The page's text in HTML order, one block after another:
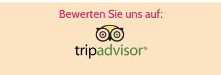
Bewerten Sie uns auf: